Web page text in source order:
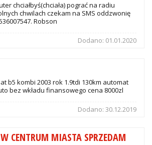
chciałbyś(chciała) pograć na radiu
chwilach czekam na SMS oddzwonię
Robson
Dodano: 01.01.2020
b5 kombi 2003 rok 1.9tdi 130km automat
bez wkładu finansowego cena 8000zl
Dodano: 30.12.2019
W CENTRUM MIASTA SPRZEDAM